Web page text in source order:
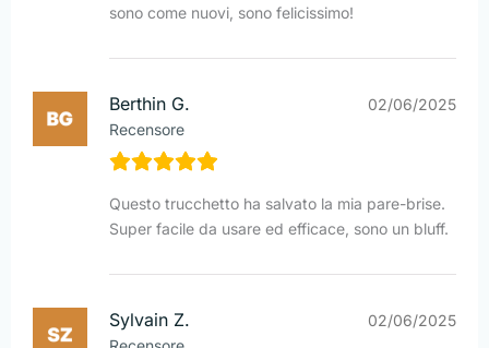
sono come nuovi, sono felicissimo!
Berthin G.
Recensore
02/06/2025
Questo trucchetto ha salvato la mia pare-brise.
Super facile da usare ed efficace, sono un bluff.
Sylvain Z. 02/06/2025